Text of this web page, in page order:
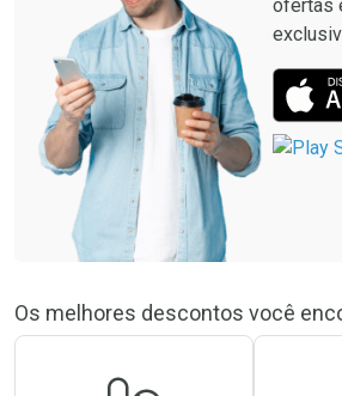
ofertas
Os melhores descontos você